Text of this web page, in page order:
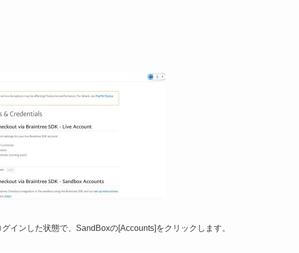
グインした状態で、SandBoxの[Accounts]をクリックします。